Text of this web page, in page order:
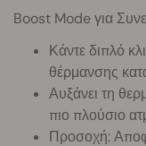
Boost Mode για
Κάντε διπλό
θέρμανσης
Αυξάνει τη
πιο πλούσιο
Προσοχή: